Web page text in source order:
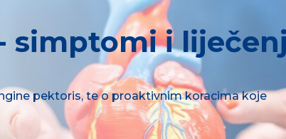
simptomi i
pektoris, te o proaktivnim koracima koje